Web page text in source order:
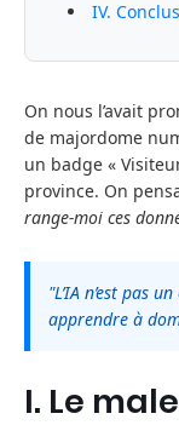
IV.
On nous l’avait
de majordome
un badge «
province. On
range-moi ces
"L’IA n’est pas
apprendre à
I. Le